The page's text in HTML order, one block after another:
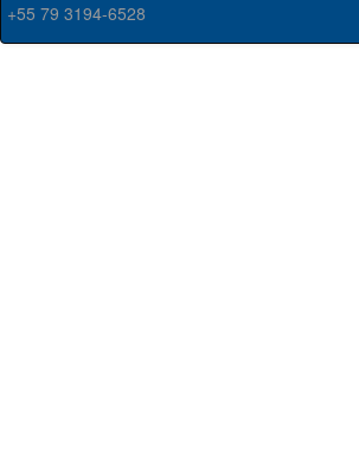
+55 79 3194-6528